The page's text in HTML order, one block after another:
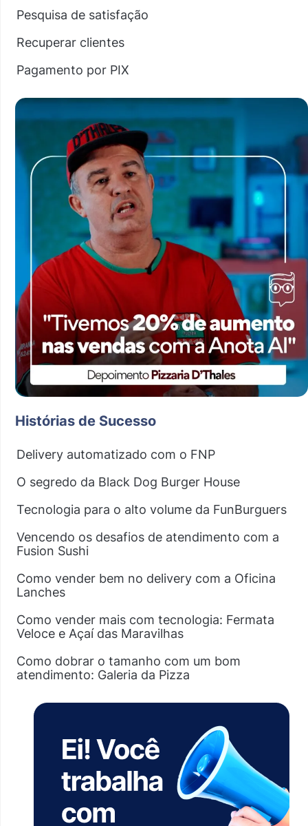
Pesquisa de satisfação
Recuperar clientes
Pagamento por PIX
Histórias de Sucesso
Delivery automatizado com o FNP
O segredo da Black Dog Burger House
Tecnologia para o alto volume da FunBurguers
Vencendo os desafios de atendimento com a
Fusion Sushi
Como vender bem no delivery com a Oficina
Lanches
Como vender mais com tecnologia: Fermata
Veloce e Açaí das Maravilhas
Como dobrar o tamanho com um bom
atendimento: Galeria da Pizza